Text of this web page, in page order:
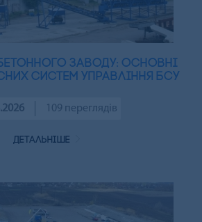
заводу: основні
систем управління БСУ
109 переглядів
детальніше